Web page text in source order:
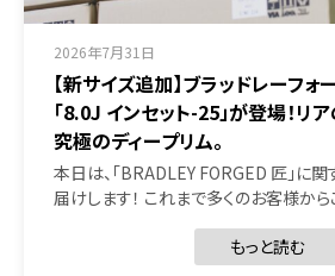
2026年7月31日
【新サイズ追加】ブラッドレーフ
「8.0J インセット-25」が登場！リ
究極のディープリム。
本日は、「BRADLEY FORGED 匠」に
届けします！ これまで多くのお客様か
もっと読む